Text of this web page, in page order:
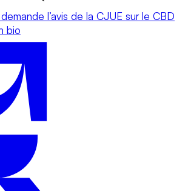
l’avis de la CJUE sur le CBD
bio